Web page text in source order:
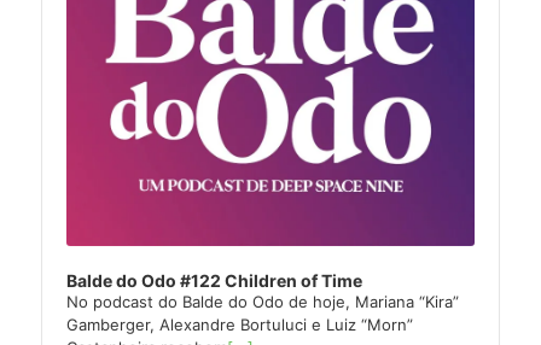
Balde do Odo #122 Children of Time
No podcast do Balde do Odo de hoje, Mariana “Kira”
Gamberger, Alexandre Bortuluci e Luiz “Morn”